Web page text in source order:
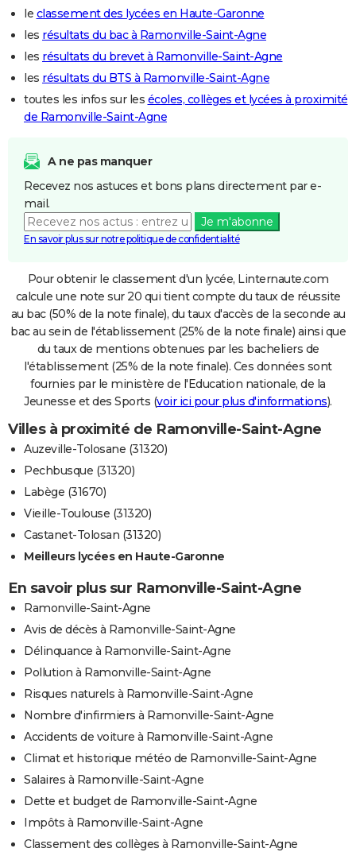
le classement des lycées en Haute-Garonne
les résultats du bac à Ramonville-Saint-Agne
les résultats du brevet à Ramonville-Saint-Agne
les résultats du BTS à Ramonville-Saint-Agne
toutes les infos sur les écoles, collèges et lycées à proximité
de Ramonville-Saint-Agne
A ne pas manquer
Recevez nos astuces et bons plans directement par e-
mail.
Je m'abonne
En savoir plus sur notre politique de confidentialité
Pour obtenir le classement d'un lycée, Linternaute.com
calcule une note sur 20 qui tient compte du taux de réussite
au bac (50% de la note finale), du taux d'accès de la seconde au
bac au sein de l'établissement (25% de la note finale) ainsi que
du taux de mentions obtenues par les bacheliers de
l'établissement (25% de la note finale). Ces données sont
fournies par le ministère de l'Education nationale, de la
Jeunesse et des Sports (voir ici pour plus d'informations).
Villes à proximité de Ramonville-Saint-Agne
Auzeville-Tolosane (31320)
Pechbusque (31320)
Labège (31670)
Vieille-Toulouse (31320)
Castanet-Tolosan (31320)
Meilleurs lycées en Haute-Garonne
En savoir plus sur Ramonville-Saint-Agne
Ramonville-Saint-Agne
Avis de décès à Ramonville-Saint-Agne
Délinquance à Ramonville-Saint-Agne
Pollution à Ramonville-Saint-Agne
Risques naturels à Ramonville-Saint-Agne
Nombre d'infirmiers à Ramonville-Saint-Agne
Accidents de voiture à Ramonville-Saint-Agne
Climat et historique météo de Ramonville-Saint-Agne
Salaires à Ramonville-Saint-Agne
Dette et budget de Ramonville-Saint-Agne
Impôts à Ramonville-Saint-Agne
Classement des collèges à Ramonville-Saint-Agne